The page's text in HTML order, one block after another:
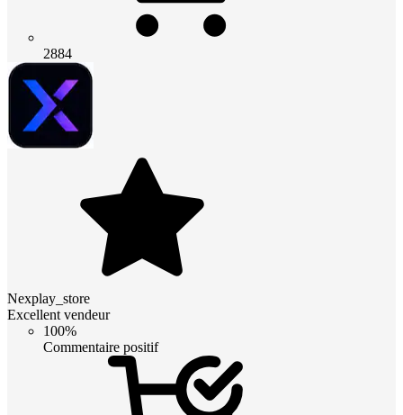
2884
Nexplay_store
Excellent vendeur
100%
Commentaire positif